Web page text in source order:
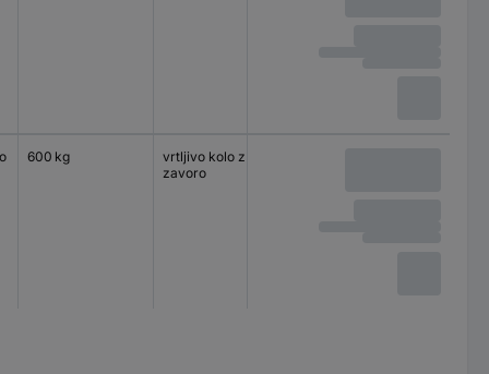
600 kg
vrtljivo kolo z
zavoro